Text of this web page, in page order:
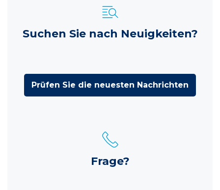
Suchen Sie nach Neuigkeiten?
Prüfen Sie die neuesten Nachrichten
Frage?